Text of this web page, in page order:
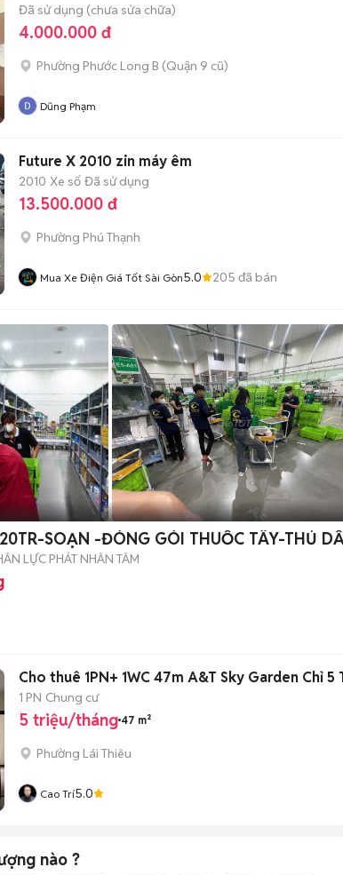
Đã sử dụng (chưa sửa chữa)
4.000.000 đ
Phường Phước Long B (Quận 9 cũ)
Dũng Phạm
Future X 2010 zin máy êm
2010 Xe số Đã sử dụng
13.500.000 đ
Phường Phú Thạnh
Mua Xe Điện Giá Tốt Sài Gòn5.0 205 đã bán
SOẠN -ĐÓNG GÓI THUỐC TÂY-THỦ
LỰC PHÁT NHÂN TÂM
Cho thuê 1PN+ 1WC 47m A&T Sky Garden Chỉ 5
1 PN Chung cư
5 triệu/tháng 47 m²
Phường Lái Thiêu
Cao Trí5.0
nào ?